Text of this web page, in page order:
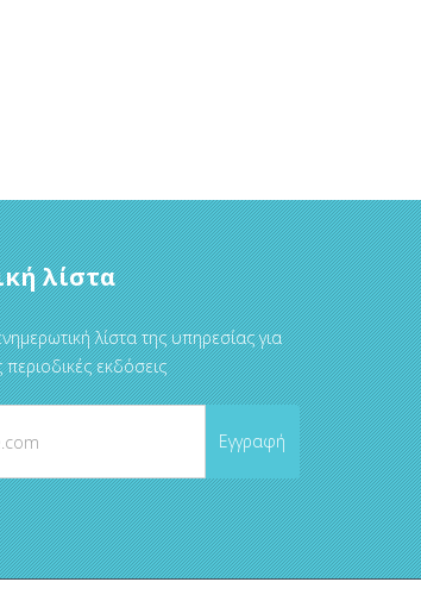
λίστα
λίστα της υπηρεσίας για
εκδόσεις